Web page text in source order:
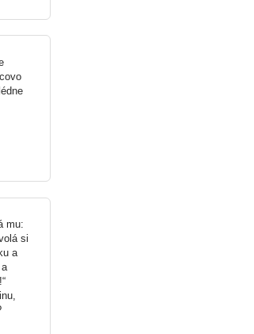
mu:
si
a